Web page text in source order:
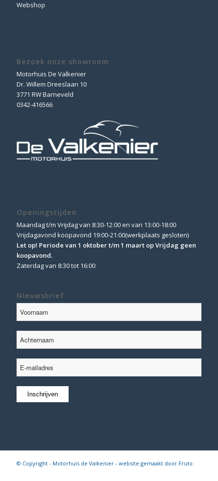
Webshop
Bezoek onze showroom
Motorhuis De Valkenier
Dr. Willem Dreeslaan 10
3771 RW Barneveld
0342-416566
Openingstijden
Maandag t/m Vrijdag van 8:30-12:00 en van 13:00-18:00
Vrijdagavond koopavond 19:00-21:00(werkplaats gesloten)
Let op! Periode van 1 oktober t/m 1 maart op Vrijdag geen
koopavond.
Zaterdag van 8:30 tot 16:00
Nieuwsbrief
© Copyright - Motorhuis de Valkenier - website gemaakt door Fruto